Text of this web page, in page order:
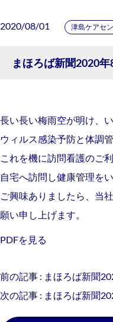
2020/08/01 津島ケアセ
まほろば新聞2020
長い長い梅雨空が明け、
ウィルス感染予防と体調
これを機に訪問看護のご
自宅へ訪問し健康管理をい
ご興味ありましたら、当
願い申し上げます。
PDFを見る
前の記事 : まほろば新聞
次の記事 : まほろば新聞